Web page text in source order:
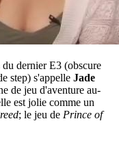
dernier E3 (obscure
step) s'appelle Jade
de jeu d'aventure au-
est jolie comme un
; le jeu de Prince of